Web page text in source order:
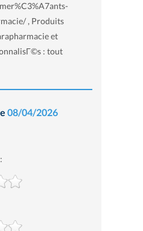
, Produits
et
: tout
08/04/2026